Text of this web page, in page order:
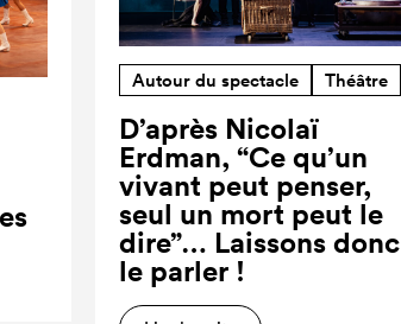
Autour du spectacle Théâtre
D’après Nicolaï
Erdman, “Ce qu’un
vivant peut penser,
seul un mort peut le
dire”… Laissons donc
le parler !